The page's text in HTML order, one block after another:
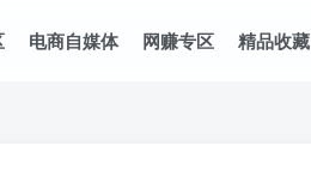
电商自媒体 网赚专区 精品收藏